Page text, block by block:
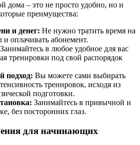
дома ‒ это не просто удобно, но и
преимущества:
и денег: Не нужно тратить время на
и оплачивать абонемент.
Занимайтесь в любое удобное для вас
тренировки под свой распорядок
подход: Вы можете сами выбирать
тренировок, исходя из
подготовки.
Занимайтесь в привычной и
без посторонних глаз.
для начинающих